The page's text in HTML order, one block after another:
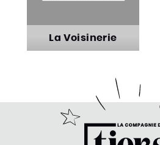
Le L@bo
La Voisinerie
La Voisinerie